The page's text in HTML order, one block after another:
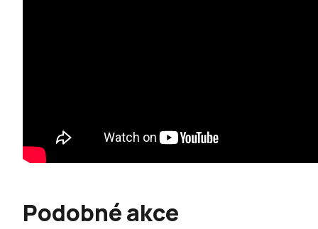
Podobné akce